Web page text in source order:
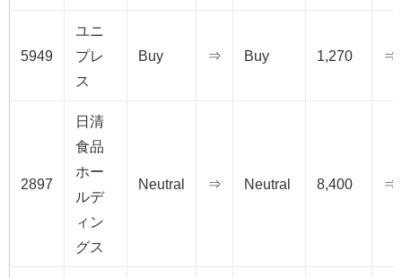
5949
ユニ
プレ
ス
Buy ⇒ Buy 1,270 ⇒
2897
日清
食品
ホー
ルデ
ィン
グス
Neutral ⇒ Neutral 8,400 ⇒